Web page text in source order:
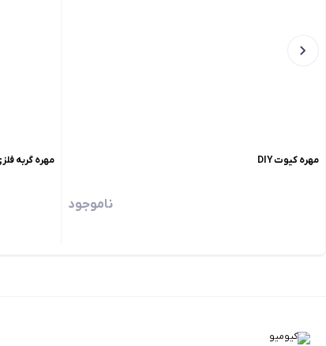
مهره کیوت DIY
ناموجود
مهره گربه